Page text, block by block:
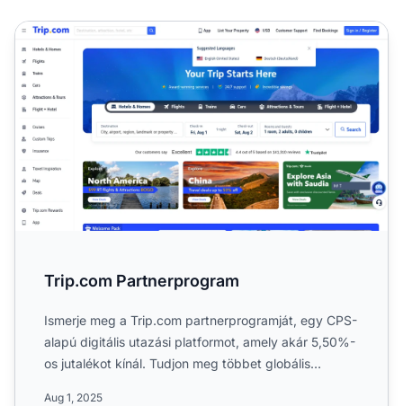
Trip.com Partnerprogram
Trip.com Partnerprogram
Ismerje meg a Trip.com partnerprogramját, egy CPS-
alapú digitális utazási platformot, amely akár 5,50%-
os jutalékot kínál. Tudjon meg többet globális
Aug 1, 2025